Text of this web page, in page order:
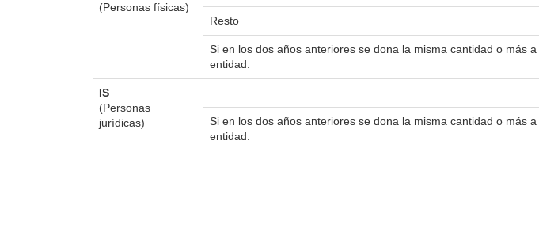
(Personas físicas)
Resto
Si en los dos años anteriores se dona la misma cantidad o más a
entidad.
IS
(Personas
jurídicas)
Si en los dos años anteriores se dona la misma cantidad o más a
entidad.